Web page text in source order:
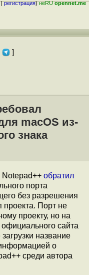
|регистрация)неRUopennet.me
]
macOS из-
знака
Notepad++ обратил
порта
без разрешения
проекта. Порт не
проекту, но на
сайта
название
о
среди автора